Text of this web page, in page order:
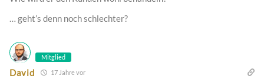
… geht’s denn noch schlechter?
Mitglied
David 17 Jahre vor